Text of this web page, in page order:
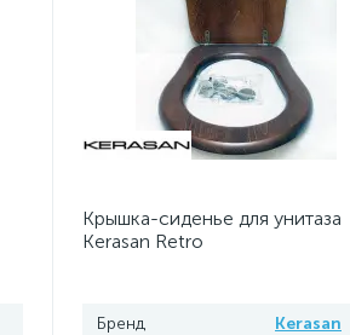
Крышка-сиденье для унитаза
Kerasan Retro
Бренд
Kerasan